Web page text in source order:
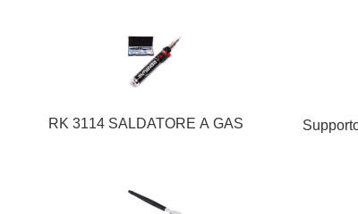
RK 3114 SALDATORE A GAS